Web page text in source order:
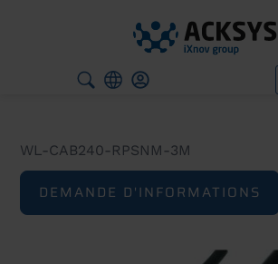
WL-CAB240-RPSNM-3M
DEMANDE D'INFORMATIONS